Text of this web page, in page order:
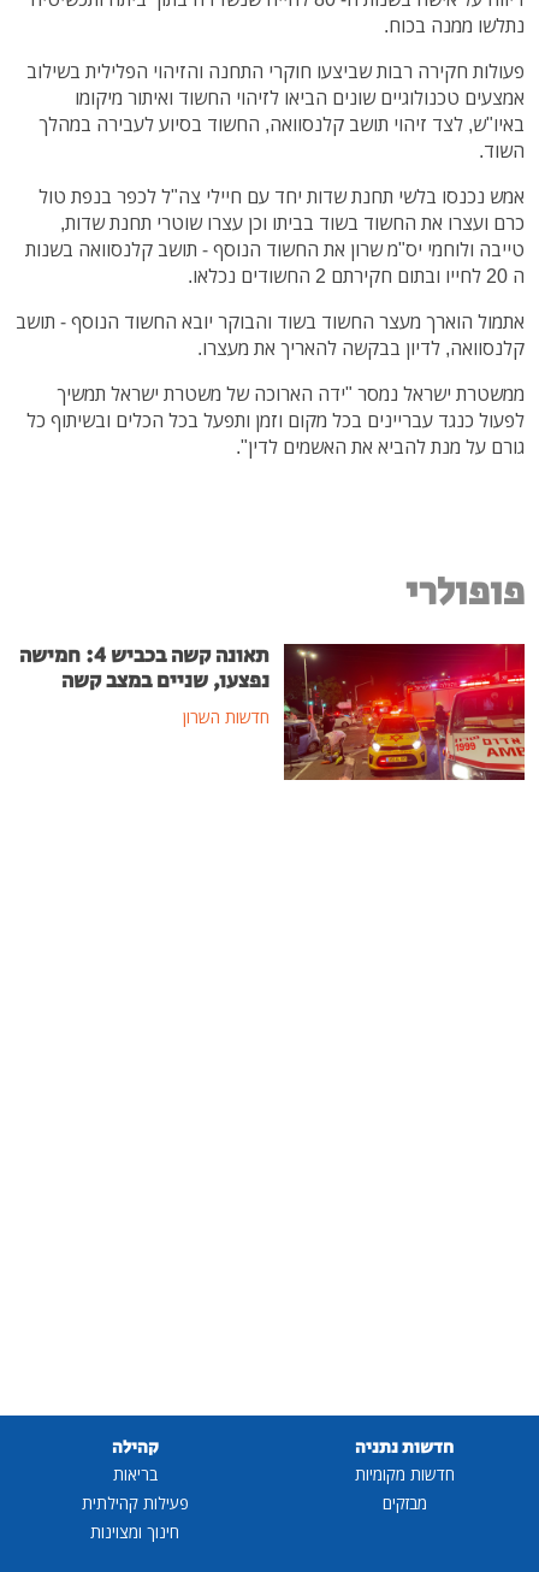
נתלשו ממנה בכוח.
פעולות חקירה רבות שביצעו חוקרי התחנה והזיהוי הפלילית בשילוב
אמצעים טכנולוגיים שונים הביאו לזיהוי החשוד ואיתור מיקומו
באיו"ש, לצד זיהוי תושב קלנסוואה, החשוד בסיוע לעבירה במהלך
השוד.
אמש נכנסו בלשי תחנת שדות יחד עם חיילי צה"ל לכפר בנפת טול
כרם ועצרו את החשוד בשוד בביתו וכן עצרו שוטרי תחנת שדות,
טייבה ולוחמי יס"מ שרון את החשוד הנוסף - תושב קלנסוואה בשנות
ה 20 לחייו ובתום חקירתם 2 החשודים נכלאו.
אתמול הוארך מעצר החשוד בשוד והבוקר יובא החשוד הנוסף - תושב
קלנסוואה, לדיון בבקשה להאריך את מעצרו.
ממשטרת ישראל נמסר "ידה הארוכה של משטרת ישראל תמשיך
לפעול כנגד עבריינים בכל מקום וזמן ותפעל בכל הכלים ובשיתוף כל
גורם על מנת להביא את האשמים לדין".
פופולרי
תאונה קשה בכביש 4: חמישה
נפצעו, שניים במצב קשה
חדשות השרון
חדשות נתניה
חדשות מקומיות
מבזקים
קהילה
בריאות
פעילות קהילתית
חינוך ומצוינות